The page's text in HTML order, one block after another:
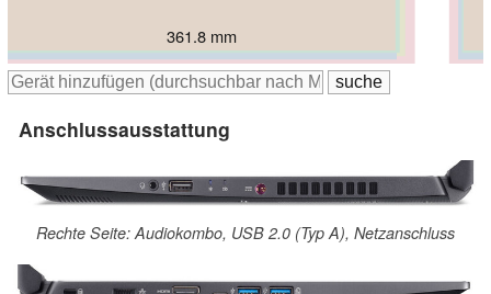
380 mm
371 mm
363 mm
365.8 mm
361.8 mm
Anschlussausstattung
Rechte Seite: Audiokombo, USB 2.0 (Typ A), Netzanschluss